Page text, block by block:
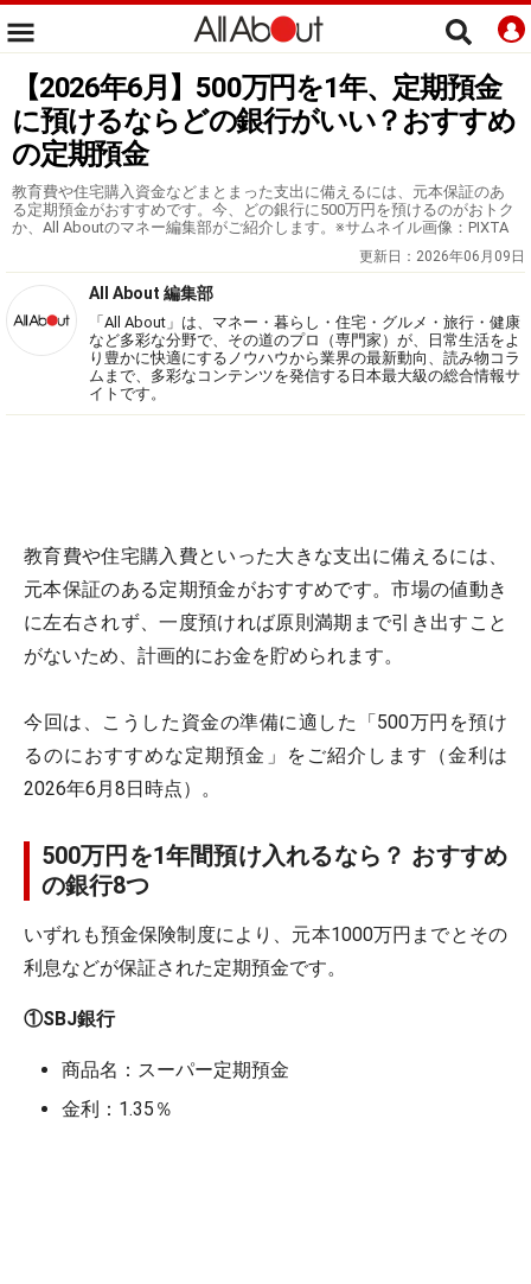
【2026年6月】500万円を1年、定期預金
に預けるならどの銀行がいい？おすすめ
の定期預金
教育費や住宅購入資金などまとまった支出に備えるには、元本保証のあ
る定期預金がおすすめです。今、どの銀行に500万円を預けるのがおトク
か、All Aboutのマネー編集部がご紹介します。※サムネイル画像：PIXTA
更新日： 2026年06月09日
All About 編集部
「All About」は、マネー・暮らし・住宅・グルメ・旅行・健康
など多彩な分野で、その道のプロ（専門家）が、日常生活をよ
り豊かに快適にするノウハウから業界の最新動向、読み物コラ
ムまで、多彩なコンテンツを発信する日本最大級の総合情報サ
イトです。
教育費や住宅購入費といった大きな支出に備えるには、
元本保証のある定期預金がおすすめです。市場の値動き
に左右されず、一度預ければ原則満期まで引き出すこと
がないため、計画的にお金を貯められます。
今回は、こうした資金の準備に適した「500万円を預け
るのにおすすめな定期預金」をご紹介します（金利は
2026年6月8日時点）。
500万円を1年間預け入れるなら？ おすすめ
の銀行8つ
いずれも預金保険制度により、元本1000万円までとその
利息などが保証された定期預金です。
①SBJ銀行
商品名：スーパー定期預金
金利：1.35％